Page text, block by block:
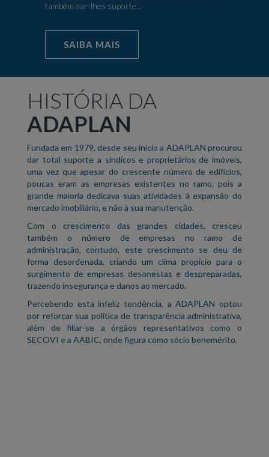
também dar-lhes suporte...
SAIBA MAIS
HISTÓRIA DA
ADAPLAN
Fundada em 1979, desde seu início a ADAPLAN procurou
dar total suporte a síndicos e proprietários de imóveis,
uma vez que apesar do crescente número de edifícios,
poucas eram as empresas existentes no ramo, pois a
grande maioria dedicava suas atividades à expansão do
mercado imobiliário, e não à sua manutenção.
Com o crescimento das grandes cidades, cresceu
também o número de empresas no ramo de
administração, contudo, este crescimento se deu de
forma desordenada, criando um clima propício para o
surgimento de empresas desonestas e despreparadas,
trazendo insegurança e danos ao mercado.
Percebendo esta infeliz tendência, a ADAPLAN optou
por reforçar sua política de transparência administrativa,
além de filiar-se a órgãos representativos como o
SECOVI e a AABIC, onde figura como sócio benemérito.